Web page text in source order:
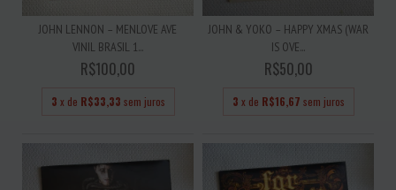
JOHN LENNON – MENLOVE AVE
VINIL BRASIL 1...
R$100,00
3 x de R$33,33 sem juros
JOHN & YOKO – HAPPY XMAS (WAR
IS OVE...
R$50,00
3 x de R$16,67 sem juros